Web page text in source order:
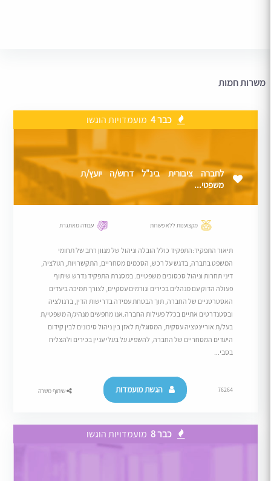
משרות חמות
כבר 4 מועמדויות הוגשו
לחברה ציבורית בינ"ל דרוש/ה יועץ/ת
משפטי...
מקצוענות ללא פשרות עבודה מאתגרת
תיאור התפקיד:התפקיד כולל הובלה וניהול של מגוון רחב של תחומי
המשפט בחברה, בדגש על רכש, הסכמים מסחריים, התקשרויות, רגולציה,
דיני תחרות וניהול סכסוכים משפטיים. במסגרת התפקיד נדרש שיתוף
פעולה הדוק עם מנהלים בכירים וגורמים עסקיים, לצורך תמיכה ביעדים
האסטרטגיים של החברה, תוך הבטחת עמידה בדרישות הדין, ברגולציה
ובסטנדרטים אתיים בכלל פעילות החברה.אנו מחפשים מנהיג/ה משפטי/ת
בעל/ת אוריינטציה עסקית, המסוגל/ת לאזן בין ניהול סיכונים לבין קידום
היעדים המסחריים של החברה, להשפיע על בעלי עניין בכירים ולהצליח
בסבי...
76264 הגשת מועמדות שיתוף משרה
כבר 8 מועמדויות הוגשו